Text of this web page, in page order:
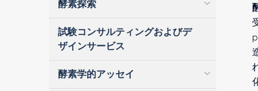
酵素探索
試験コンサルティングおよびデ
ザインサービス
酵素学的アッセイ